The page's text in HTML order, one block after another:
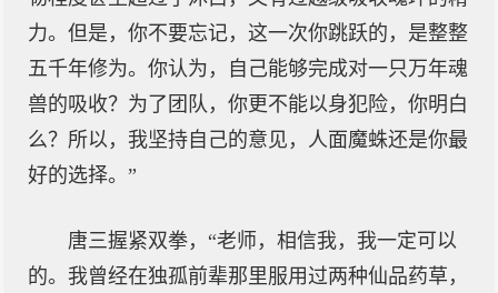
力。但是，你不要忘记，这一次你跳跃的，是整整
五千年修为。你认为，自己能够完成对一只万年魂
兽的吸收？为了团队，你更不能以身犯险，你明白
么？所以，我坚持自己的意见，人面魔蛛还是你最
好的选择。”
唐三握紧双拳，“老师，相信我，我一定可以
的。我曾经在独孤前辈那里服用过两种仙品药草，